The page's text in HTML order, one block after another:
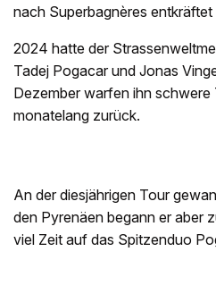
nach Superbagnères entkräftet
2024 hatte der
Tadej Pogacar und Jonas
Dezember warfen ihn
monatelang zurück.
An der diesjährigen Tour
den Pyrenäen begann er aber
viel Zeit auf das Spitzenduo